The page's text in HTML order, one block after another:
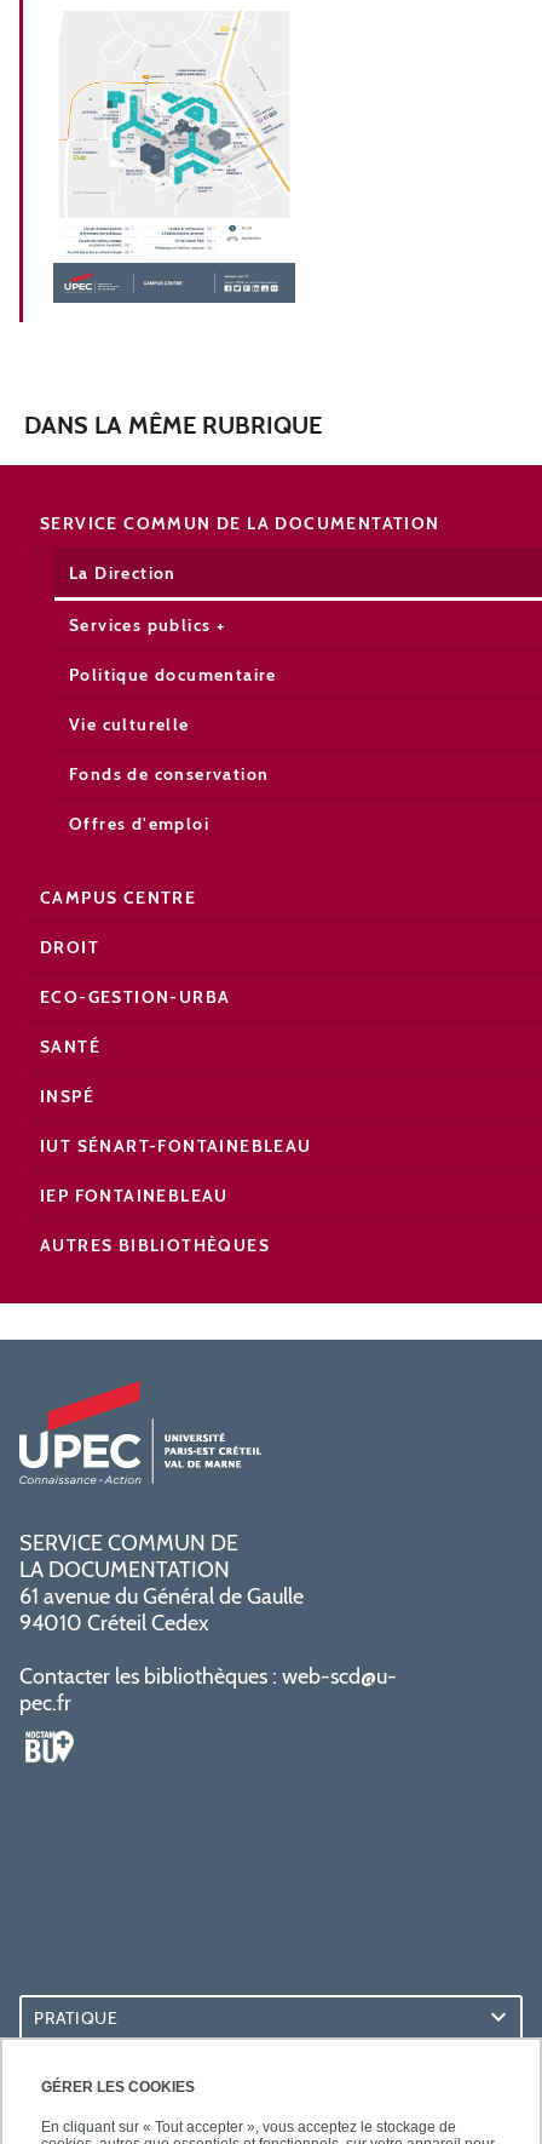
GÉRER LES COOKIES
En cliquant sur « Tout accepter », vous acceptez le stockage de
DANS LA MÊME RUBRIQUE
SERVICE COMMUN DE LA DOCUMENTATION
La Direction
Services publics +
Politique documentaire
Vie culturelle
Fonds de conservation
Offres d'emploi
CAMPUS CENTRE
DROIT
ECO-GESTION-URBA
SANTÉ
INSPÉ
IUT SÉNART-FONTAINEBLEAU
IEP FONTAINEBLEAU
AUTRES BIBLIOTHÈQUES
SERVICE COMMUN DE
LA DOCUMENTATION
61 avenue du Général de Gaulle
94010 Créteil Cedex
Contacter les bibliothèques : web-scd@u-
pec.fr
PRATIQUE
ACCÈS RAPIDES